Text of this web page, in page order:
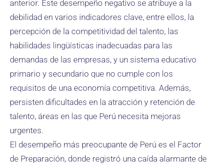
anterior. Este desempeño negativo se atribuye a la
debilidad en varios indicadores clave, entre ellos, la
percepción de la competitividad del talento, las
habilidades lingüísticas inadecuadas para las
demandas de las empresas, y un sistema educativo
primario y secundario que no cumple con los
requisitos de una economía competitiva. Además,
persisten dificultades en la atracción y retención de
talento, áreas en las que Perú necesita mejoras
urgentes.
El desempeño más preocupante de Perú es el Factor
de Preparación, donde registró una caída alarmante de